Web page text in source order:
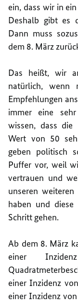
ein, dass wir in
Deshalb gibt es
Dann muss
dem 8. März
Das heißt, wir
natürlich, wenn
Empfehlungen
immer eine
wissen, dass die
Wert von 50
geben politisch
Puffer vor, weil
vertrauen und
unseren
haben und
Schritt gehen.
Ab dem 8. März
einer
einer Inzidenz
einer Inzidenz